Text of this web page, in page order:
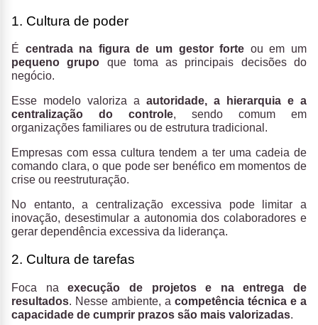
1. Cultura de poder
É centrada na figura de um gestor forte ou em um
pequeno grupo que toma as principais decisões do
negócio.
Esse modelo valoriza a autoridade, a hierarquia e a
centralização do controle, sendo comum em
organizações familiares ou de estrutura tradicional.
Empresas com essa cultura tendem a ter uma cadeia de
comando clara, o que pode ser benéfico em momentos de
crise ou reestruturação.
No entanto, a centralização excessiva pode limitar a
inovação, desestimular a autonomia dos colaboradores e
gerar dependência excessiva da liderança.
2. Cultura de tarefas
Foca naexecução de projetos e na entrega de
resultados. Nesse ambiente, a competência técnica e a
capacidade de cumprir prazos são mais valorizadas.